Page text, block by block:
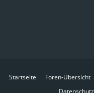
Startseite Foren-Übersicht
Datenschutz